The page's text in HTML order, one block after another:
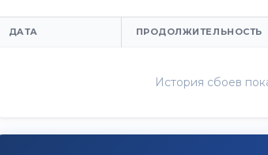
ДАТА ПРОДОЛЖИТЕЛЬНОСТЬ
История сбоев